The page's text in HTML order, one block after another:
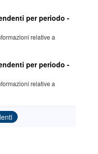
per periodo -
relative a
per periodo -
relative a